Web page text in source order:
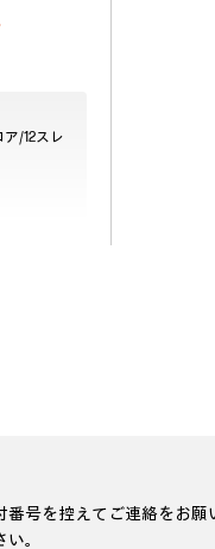
/12スレ
号を控えてご連絡をお願
。